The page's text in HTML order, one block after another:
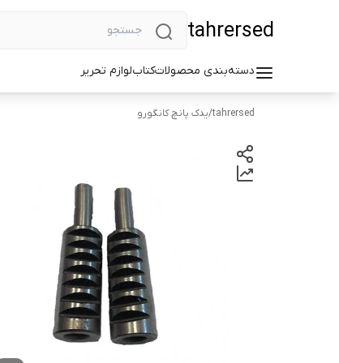
tahrersed
دسته‌بندی محصولاتکتابلوازم تحریر
tahrersed
/یدک پانچ کانگورو